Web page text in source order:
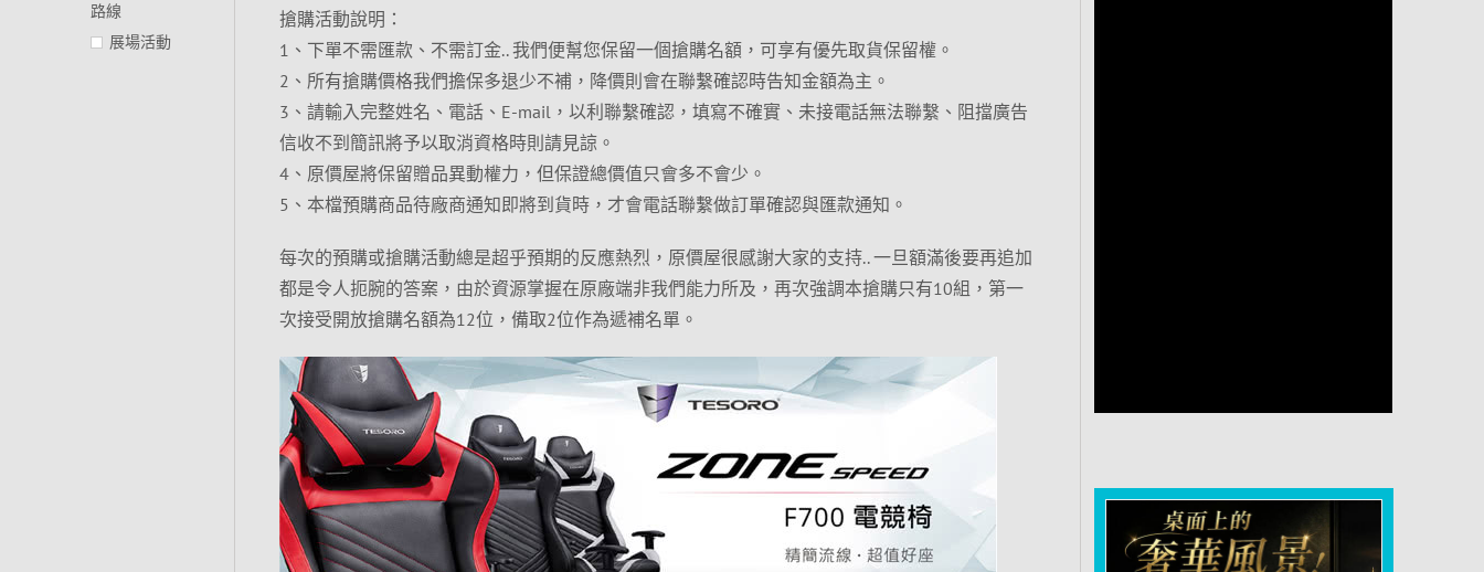
搶購活動說明：
1、下單不需匯款、不需訂金.. 我們便幫您保留一個搶購名額，可享有優先取貨保留權。
2、所有搶購價格我們擔保多退少不補，降價則會在聯繫確認時告知金額為主。
3、請輸入完整姓名、電話、E-mail，以利聯繫確認，填寫不確實、未接電話無法聯繫、阻擋廣告
信收不到簡訊將予以取消資格時則請見諒。
4、原價屋將保留贈品異動權力，但保證總價值只會多不會少。
5、本檔預購商品待廠商通知即將到貨時，才會電話聯繫做訂單確認與匯款通知。
每次的預購或搶購活動總是超乎預期的反應熱烈，原價屋很感謝大家的支持.. 一旦額滿後要再追加
都是令人扼腕的答案，由於資源掌握在原廠端非我們能力所及，再次強調本搶購只有10組，第一
次接受開放搶購名額為12位，備取2位作為遞補名單。
路線
展場活動